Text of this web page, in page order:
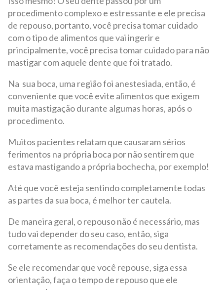
procedimento complexo e estressante e ele precisa
de repouso, portanto, você precisa tomar cuidado
com o tipo de alimentos que vai ingerir e
principalmente, você precisa tomar cuidado para não
mastigar com aquele dente que foi tratado.
Na sua boca, uma região foi anestesiada, então, é
conveniente que você evite alimentos que exigem
muita mastigação durante algumas horas, após o
procedimento.
Muitos pacientes relatam que causaram sérios
ferimentos na própria boca por não sentirem que
estava mastigando a própria bochecha, por exemplo!
Até que você esteja sentindo completamente todas
as partes da sua boca, é melhor ter cautela.
De maneira geral, o repouso não é necessário, mas
tudo vai depender do seu caso, então, siga
corretamente as recomendações do seu dentista.
Se ele recomendar que você repouse, siga essa
orientação, faça o tempo de repouso que ele